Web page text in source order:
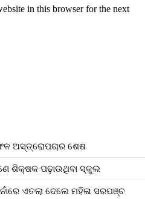
in this browser for the next
ଅସ୍ତ୍ରୋପଚାର ଶେଷ
ଶିକ୍ଷକ ପଢ଼ାଉଥିବା ସ୍କୁଲ
ଏତଲା ଦେଲେ ମହିଳା ସରପଞ୍ଚ